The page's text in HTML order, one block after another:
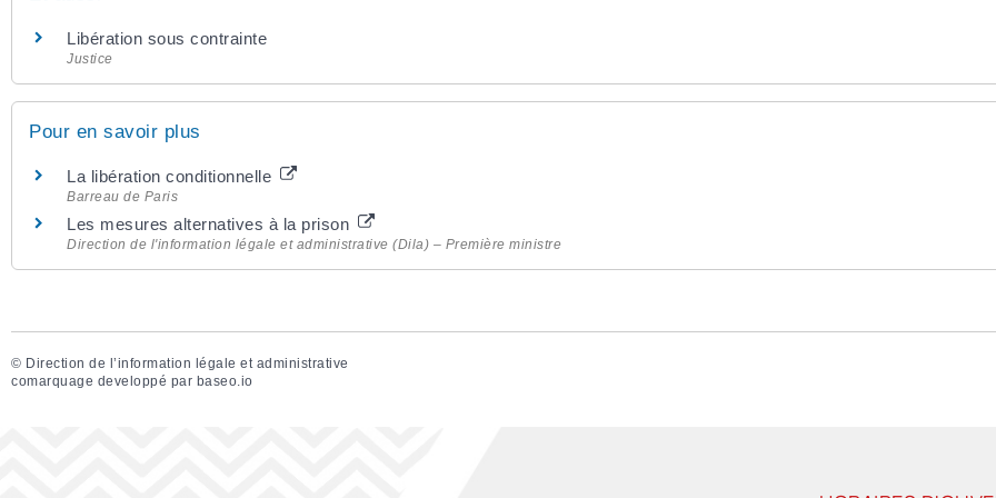
Libération sous contrainte
Justice
Pour en savoir plus
La libération conditionnelle
Barreau de Paris
Les mesures alternatives à la prison
Direction de l'information légale et administrative (Dila) – Première ministre
© Direction de l’information légale et administrative
comarquage developpé par baseo.io